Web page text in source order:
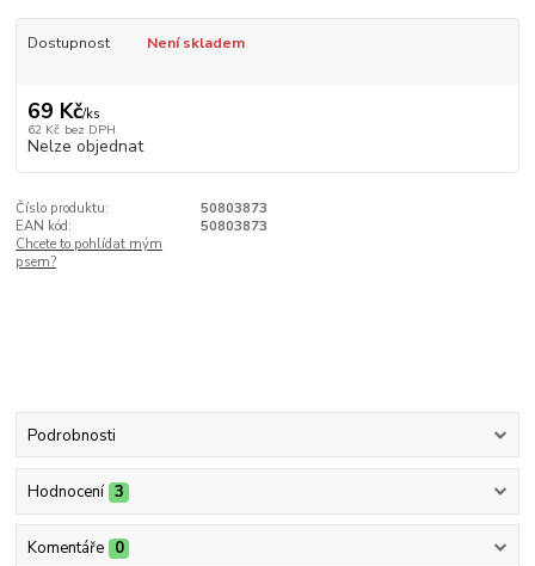
Dostupnost Není skladem
69 Kč/ks
62 Kč bez DPH
Nelze objednat
Číslo produktu:
50803873
EAN kód:
50803873
Chcete to pohlídat mým
psem?
Podrobnosti
Hodnocení 3
Komentáře 0